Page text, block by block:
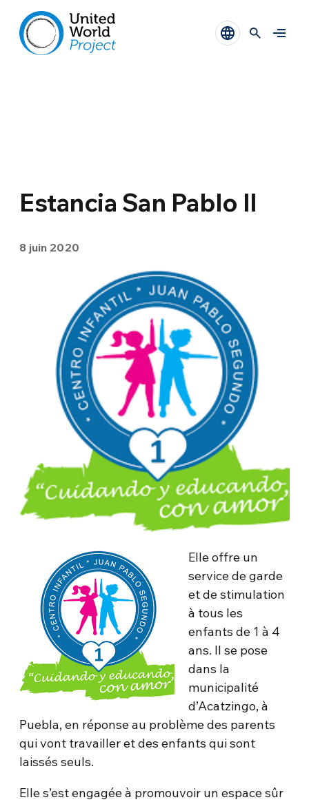
Estancia San Pablo II
8 juin 2020
Elle offre un
service de garde
et de stimulation
à tous les
enfants de 1 à 4
ans. Il se pose
dans la
municipalité
d’Acatzingo, à
Puebla, en réponse au problème des parents
qui vont travailler et des enfants qui sont
laissés seuls.
Elle s’est engagée à promouvoir un espace sûr